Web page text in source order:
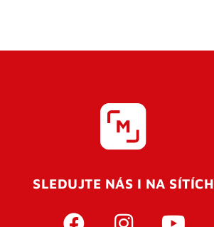
SLEDUJTE NÁS I NA SÍTÍCH